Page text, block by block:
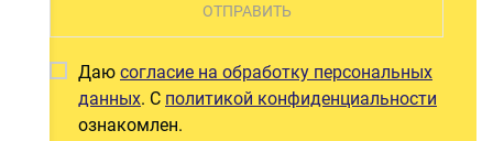
ОТПРАВИТЬ
Даю согласие на обработку персональных
данных. С политикой конфиденциальности
ознакомлен.